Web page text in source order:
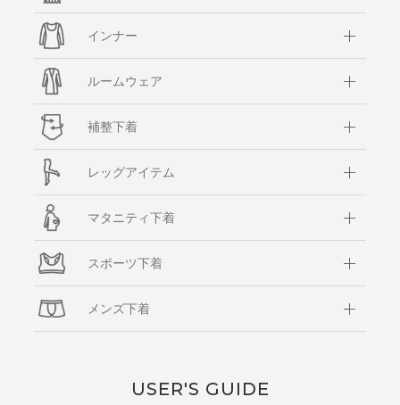
インナー
ルームウェア
補整下着
レッグアイテム
マタニティ下着
スポーツ下着
メンズ下着
USER'S GUIDE